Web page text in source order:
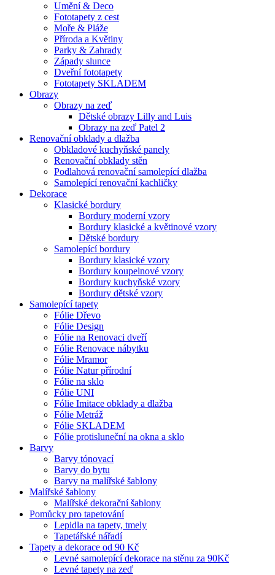
Umění & Deco
Fototapety z cest
Moře & Pláže
Příroda a Květiny
Parky & Zahrady
Západy slunce
Dveřní fototapety
Fototapety SKLADEM
Obrazy
Obrazy na zeď
Dětské obrazy Lilly and Luis
Obrazy na zeď Patel 2
Renovační obklady a dlažba
Obkladové kuchyňské panely
Renovační obklady stěn
Podlahová renovační samolepící dlažba
Samolepící renovační kachličky
Dekorace
Klasické bordury
Bordury moderní vzory
Bordury klasické a květinové vzory
Dětské bordury
Samolepící bordury
Bordury klasické vzory
Bordury koupelnové vzory
Bordury kuchyňské vzory
Bordury dětské vzory
Samolepící tapety
Fólie Dřevo
Fólie Design
Fólie na Renovaci dveří
Fólie Renovace nábytku
Fólie Mramor
Fólie Natur přírodní
Fólie na sklo
Fólie UNI
Fólie Imitace obklady a dlažba
Fólie Metráž
Fólie SKLADEM
Fólie protisluneční na okna a sklo
Barvy
Barvy tónovací
Barvy do bytu
Barvy na malířské šablony
Malířské šablony
Malířské dekorační šablony
Pomůcky pro tapetování
Lepidla na tapety, tmely
Tapetářské nářadí
Tapety a dekorace od 90 Kč
Levné samolepící dekorace na stěnu za 90Kč
Levné tapety na zeď